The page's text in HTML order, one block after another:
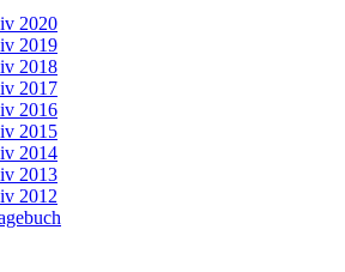
2020
2019
2018
2017
2016
2015
2014
2013
2012